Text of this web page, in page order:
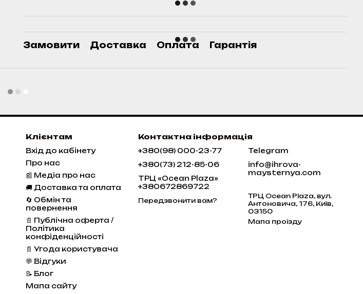
Замовити Доставка Оплата Гарантія
Клієнтам
Вхід до кабінету
Про нас
📰 Медіа про нас
🚚 Доставка та оплата
🔄 Обмін та
повернення
📄 Публічна оферта /
Політика
конфіденційності
📄 Угода користувача
💬 Відгуки
📝 Блог
Мапа сайту
Контактна інформація
+380(98) 000-23-77
+380(73) 212-85-06
ТРЦ «Ocean Plaza»
+380672869722
Передзвонити вам?
Telegram
info@ihrova-
maysternya.com
ТРЦ Ocean Plaza, вул.
Антоновича, 176, Київ,
03150
Мапа проїзду